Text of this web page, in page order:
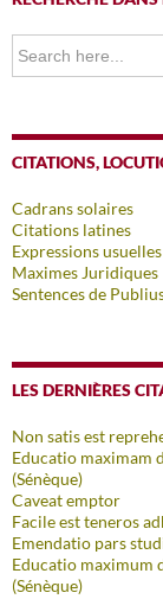
Search
for:
CITATIONS,
Cadrans solaires
Citations latines
Expressions usuelles
Maximes Juridiques
Sentences de
LES DERNIÈRES
Non satis est
Educatio maximam
(Sénèque)
Caveat emptor
Facile est teneros
Emendatio pars
Educatio
(Sénèque)